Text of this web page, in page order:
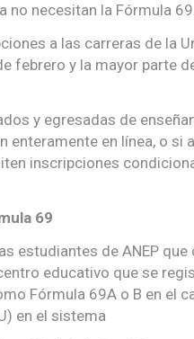
no necesitan la Fórmula
a las carreras de la
febrero y la mayor parte
y egresadas de
enteramente en línea, o si
inscripciones
69
estudiantes de ANEP
educativo que se
Fórmula 69A o B en el
en el sistema